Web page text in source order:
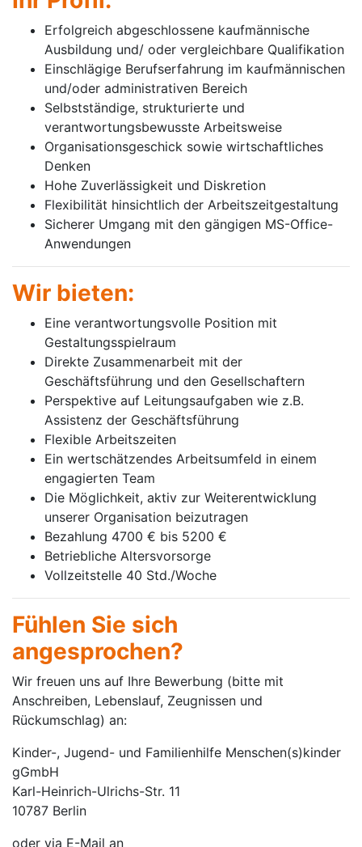
Erfolgreich abgeschlossene kaufmännische
Ausbildung und/ oder vergleichbare Qualifikation
Einschlägige Berufserfahrung im kaufmännischen
und/oder administrativen Bereich
Selbstständige, strukturierte und
verantwortungsbewusste Arbeitsweise
Organisationsgeschick sowie wirtschaftliches
Denken
Hohe Zuverlässigkeit und Diskretion
Flexibilität hinsichtlich der Arbeitszeitgestaltung
Sicherer Umgang mit den gängigen MS-Office-
Anwendungen
Wir bieten:
Eine verantwortungsvolle Position mit
Gestaltungsspielraum
Direkte Zusammenarbeit mit der
Geschäftsführung und den Gesellschaftern
Perspektive auf Leitungsaufgaben wie z.B.
Assistenz der Geschäftsführung
Flexible Arbeitszeiten
Ein wertschätzendes Arbeitsumfeld in einem
engagierten Team
Die Möglichkeit, aktiv zur Weiterentwicklung
unserer Organisation beizutragen
Bezahlung 4700 € bis 5200 €
Betriebliche Altersvorsorge
Vollzeitstelle 40 Std./Woche
Fühlen Sie sich
angesprochen?
Wir freuen uns auf Ihre Bewerbung (bitte mit
Anschreiben, Lebenslauf, Zeugnissen und
Rückumschlag) an:
Kinder-, Jugend- und Familienhilfe Menschen(s)kinder
gGmbH
Karl-Heinrich-Ulrichs-Str. 11
10787 Berlin
oder via E-Mail an